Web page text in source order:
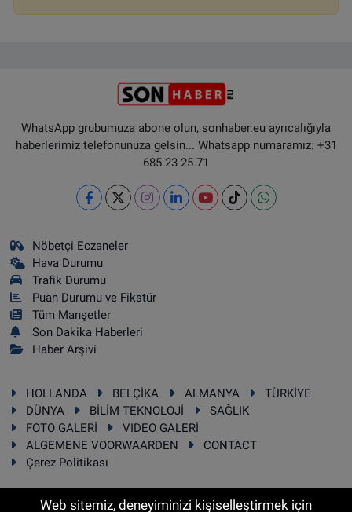
WhatsApp grubumuza abone olun, sonhaber.eu ayrıcalığıyla
haberlerimiz telefonunuza gelsin... Whatsapp numaramız: +31
685 23 25 71
Nöbetçi Eczaneler
Hava Durumu
Trafik Durumu
Puan Durumu ve Fikstür
Tüm Manşetler
Son Dakika Haberleri
Haber Arşivi
HOLLANDA BELÇİKA ALMANYA
TÜRKİYE
DÜNYA
BİLİM-TEKNOLOJİ
SAĞLIK
FOTO GALERİ
VIDEO GALERİ
ALGEMENE VOORWAARDEN
CONTACT
Çerez Politikası
Web sitemiz, deneyiminizi kişiselleştirmek için